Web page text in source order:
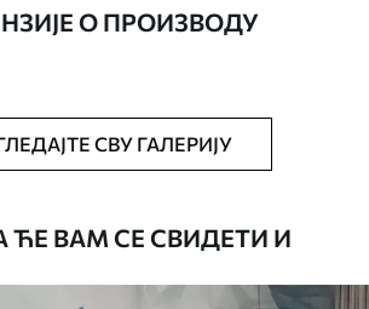
Тапета се може нежно очистити меким
сунђером. Позадине са завршном
водом.
О ПРОИЗВОДУ
СВУ ГАЛЕРИЈУ
ВАМ СЕ СВИДЕТИ И